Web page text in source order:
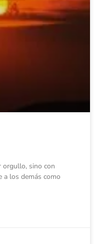
orgullo, sino con
a los demás como